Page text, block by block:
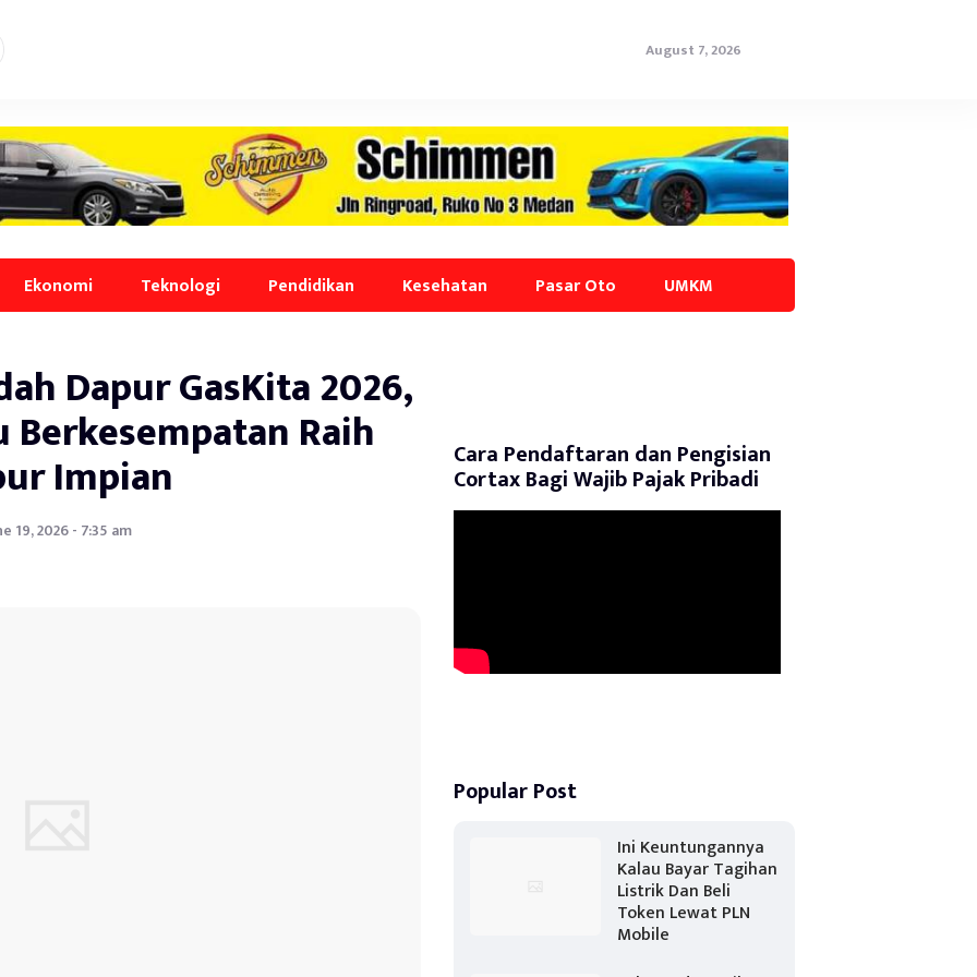
August 7, 2026
Ekonomi Teknologi Pendidikan Kesehatan Pasar Oto UMKM
Dapur GasKita 2026,
Berkesempatan Raih
Impian
19, 2026 - 7:35 am
Cara Pendaftaran dan Pengisian
Cortax Bagi Wajib Pajak Pribadi
Popular Post
Ini Keuntungannya
Kalau Bayar Tagihan
Listrik Dan Beli
Token Lewat PLN
Mobile